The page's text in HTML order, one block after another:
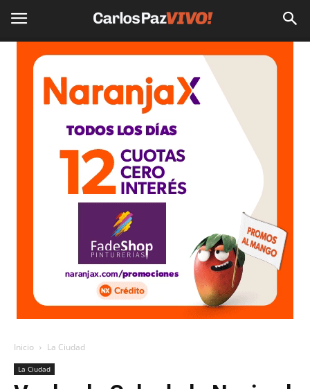
Inicio La Ciudad
La Ciudad